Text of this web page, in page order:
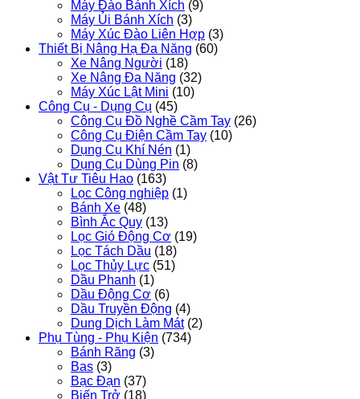
Máy Đào Bánh Xích (9)
Máy Ủi Bánh Xích (3)
Máy Xúc Đào Liên Hợp (3)
Thiết Bị Nâng Hạ Đa Năng (60)
Xe Nâng Người (18)
Xe Nâng Đa Năng (32)
Máy Xúc Lật Mini (10)
Công Cụ - Dụng Cụ (45)
Công Cụ Đồ Nghề Cầm Tay (26)
Công Cụ Điện Cầm Tay (10)
Dụng Cụ Khí Nén (1)
Dụng Cụ Dùng Pin (8)
Vật Tư Tiêu Hao (163)
Lọc Công nghiệp (1)
Bánh Xe (48)
Bình Ắc Quy (13)
Lọc Gió Động Cơ (19)
Lọc Tách Dầu (18)
Lọc Thủy Lực (51)
Dầu Phanh (1)
Dầu Động Cơ (6)
Dầu Truyền Động (4)
Dung Dịch Làm Mát (2)
Phụ Tùng - Phụ Kiện (734)
Bánh Răng (3)
Bas (3)
Bạc Đạn (37)
Biến Trở (18)